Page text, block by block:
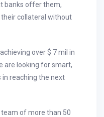
banks offer them,
collateral without
over $ 7 mil in
are looking for smart,
in reaching the next
of more than 50